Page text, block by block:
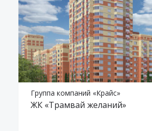
Группа компаний «Крайс»
ЖК «Трамвай желаний»